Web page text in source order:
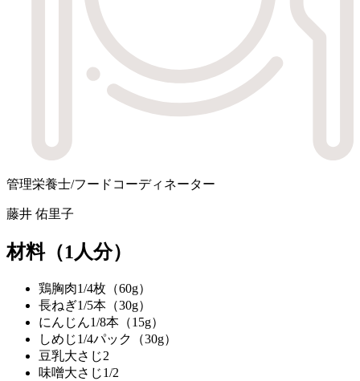
管理栄養士/フードコーディネーター
藤井 佑里子
材料（1人分）
鶏胸肉1/4枚（60g）
長ねぎ1/5本（30g）
にんじん1/8本（15g）
しめじ1/4パック（30g）
豆乳大さじ2
味噌大さじ1/2